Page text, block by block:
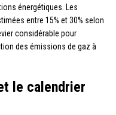
énergétiques. Les
entre 15% et 30% selon
considérable pour
des émissions de gaz à
le calendrier